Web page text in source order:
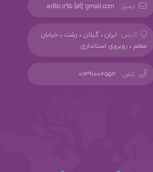
ایمیل: adko.ir95 [at] gmail.com
آدرس: ایران ، گیلان ، رشت ، خیابان
معلم ، روبروی استانداری
تلفن: 01391002552